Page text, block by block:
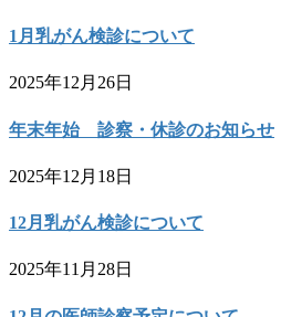
1月乳がん検診について
2025年12月26日
年末年始 診察・休診のお知らせ
2025年12月18日
12月乳がん検診について
2025年11月28日